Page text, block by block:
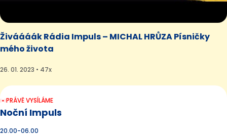
Živáááák Rádia Impuls – MICHAL HRŮZA Písničky
mého života
26. 01. 2023 • 47x
PRÁVĚ VYSÍLÁME
Noční Impuls
20.00-06.00